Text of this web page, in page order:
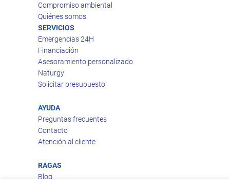
Compromiso ambiental
Quiénes somos
SERVICIOS
Emergencias 24H
Financiación
Asesoramiento personalizado
Naturgy
Solicitar presupuesto
AYUDA
Preguntas frecuentes
Contacto
Atención al cliente
RAGAS
Blog